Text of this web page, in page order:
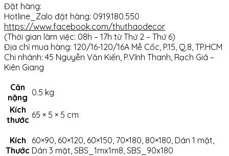
Đặt hàng:
Hotline_Zalo đặt hàng: 0919.180.550
https://www.facebook.com/thuthaodecor
(Thời gian làm việc: 08h – 17h từ Thứ 2 – Thứ 6)
Địa chỉ mua hàng: 120/16-120/16A Mễ Cốc, P.15, Q.8, TP.HCM
Chi nhánh: 45 Nguyễn Văn Kiến, P.Vĩnh Thanh, Rạch Giá –
Kiên Giang
Cân
nặng 0.5 kg
Kích
thước 65 × 5 × 5 cm
Kích
Thước
60×90, 60×120, 60×150, 70×180, 80×180, Dán 1 mặt,
Dán 3 mặt, SBS_1mx1m8, SBS_90x180